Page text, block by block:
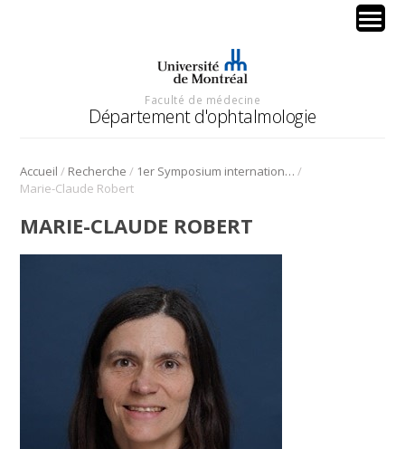
Faculté de médecine
Département d'ophtalmologie
Accueil / Recherche / 1er Symposium international en médecine régénérative de la cornée /
Marie-Claude Robert
MARIE-CLAUDE ROBERT